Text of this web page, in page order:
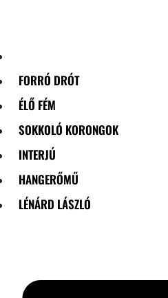
FORRÓ DRÓT
ÉLŐ FÉM
SOKKOLÓ KORONGOK
INTERJÚ
HANGERŐMŰ
LÉNÁRD LÁSZLÓ